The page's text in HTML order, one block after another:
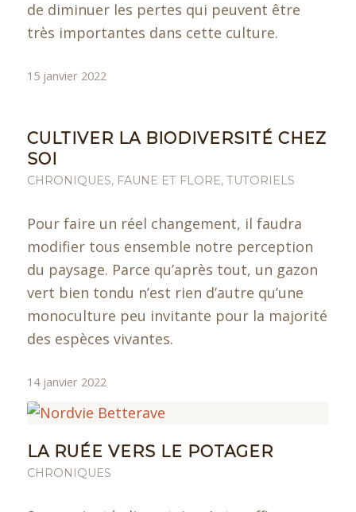
de diminuer les pertes qui peuvent être
très importantes dans cette culture.
15 janvier 2022
CULTIVER LA BIODIVERSITÉ CHEZ
SOI
CHRONIQUES, FAUNE ET FLORE, TUTORIELS
Pour faire un réel changement, il faudra
modifier tous ensemble notre perception
du paysage. Parce qu’après tout, un gazon
vert bien tondu n’est rien d’autre qu’une
monoculture peu invitante pour la majorité
des espèces vivantes.
14 janvier 2022
LA RUÉE VERS LE POTAGER
CHRONIQUES